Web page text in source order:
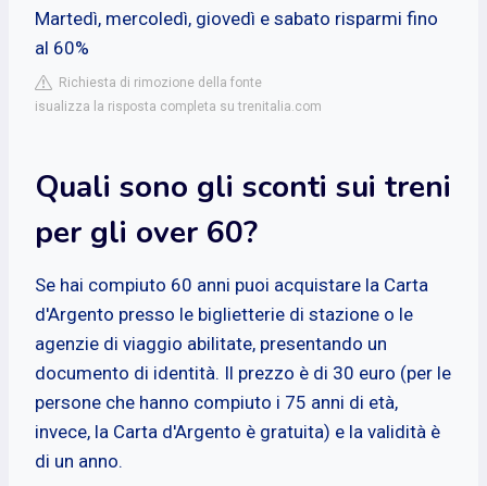
Martedì, mercoledì, giovedì e sabato risparmi fino
al 60%
Richiesta di rimozione della fonte
isualizza la risposta completa su trenitalia.com
Quali sono gli sconti sui treni
per gli over 60?
Se hai compiuto 60 anni puoi acquistare la Carta
d'Argento presso le biglietterie di stazione o le
agenzie di viaggio abilitate, presentando un
documento di identità. Il prezzo è di 30 euro (per le
persone che hanno compiuto i 75 anni di età,
invece, la Carta d'Argento è gratuita) e la validità è
di un anno.